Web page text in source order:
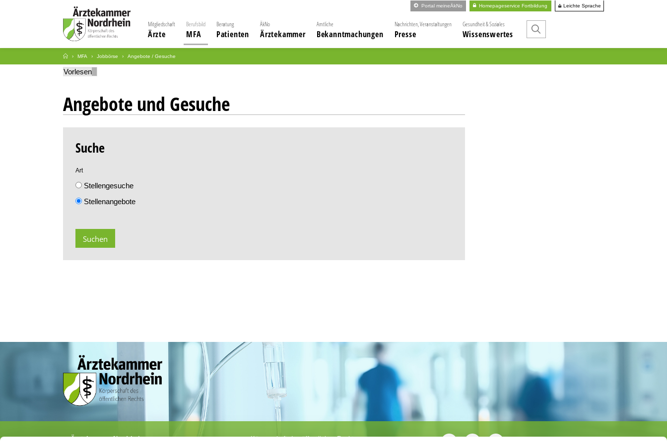
Portal meineÄkNo Homepageservice Fortbildung Leichte Sprache
Mitgliedschaft
Ärzte
Berufsbild
MFA
Beratung
Patienten
ÄkNo
Ärztekammer
Amtliche
Bekanntmachungen
Nachrichten, Veranstaltungen
Presse
Gesundheit & Soziales
Wissenswertes
MFA Jobbörse Angebote / Gesuche
Vorlesen
Angebote und Gesuche
Suche
Art
Stellengesuche
Stellenangebote
Ärztekammer Nordrhein Körperschaft des öffentlichen Rechts